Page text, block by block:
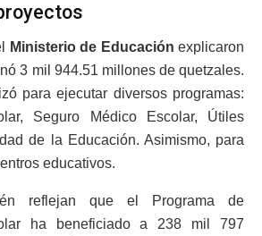
Ministerio de Educación explicaron
3 mil 944.51 millones de quetzales.
para ejecutar diversos programas:
Seguro Médico Escolar, Útiles
de la Educación. Asimismo, para
educativos.
reflejan que el Programa de
ha beneficiado a 238 mil 797